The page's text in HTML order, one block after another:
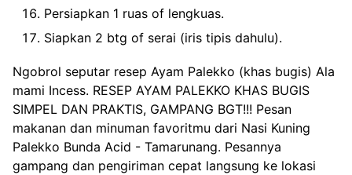
Persiapkan 1 ruas of lengkuas.
Siapkan 2 btg of serai (iris tipis dahulu).
Ngobrol seputar resep Ayam Palekko (khas bugis) Ala
mami Incess. RESEP AYAM PALEKKO KHAS BUGIS
SIMPEL DAN PRAKTIS, GAMPANG BGT!!! Pesan
makanan dan minuman favoritmu dari Nasi Kuning
Palekko Bunda Acid - Tamarunang. Pesannya
gampang dan pengiriman cepat langsung ke lokasi